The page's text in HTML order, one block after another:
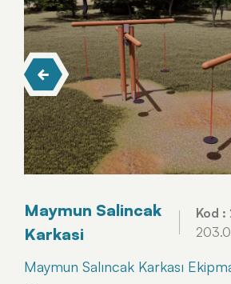
Maymun Salincak
Karkasi
Kod :
Maymun Salıncak Karkası